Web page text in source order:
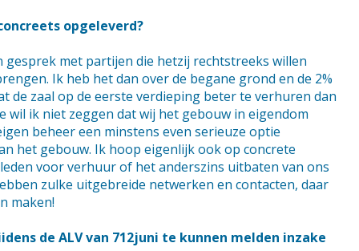
opgeleverd?
gesprek met partijen die hetzij rechtstreeks willen
Ik heb het dan over de begane grond en de 2%
de zaal op de eerste verdieping beter te verhuren dan
wil ik niet zeggen dat wij het gebouw in eigendom
beheer een minstens even serieuze optie
het gebouw. Ik hoop eigenlijk ook op concrete
voor verhuur of het anderszins uitbaten van ons
zulke uitgebreide netwerken en contacten, daar
maken!
de ALV van 712juni te kunnen melden inzake